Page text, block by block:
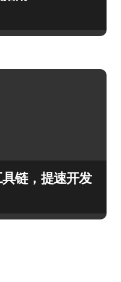
链，提速开发